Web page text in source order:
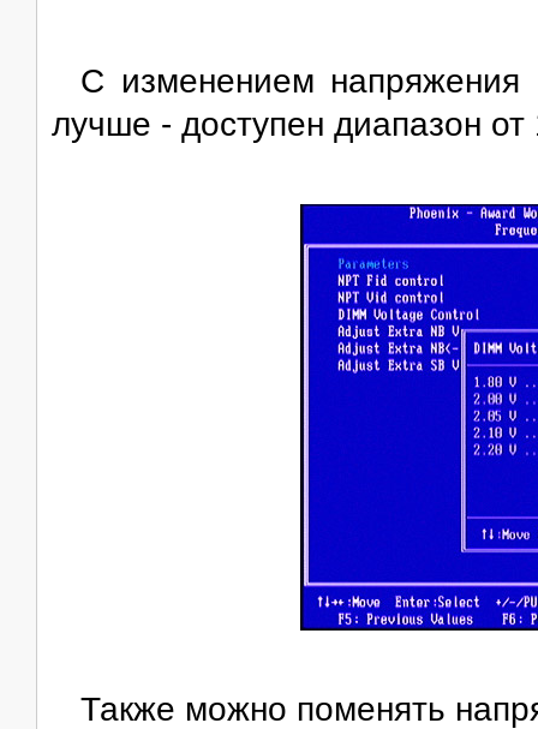
C изменением напряжения
лучше - доступен диапазон
Также можно поменять